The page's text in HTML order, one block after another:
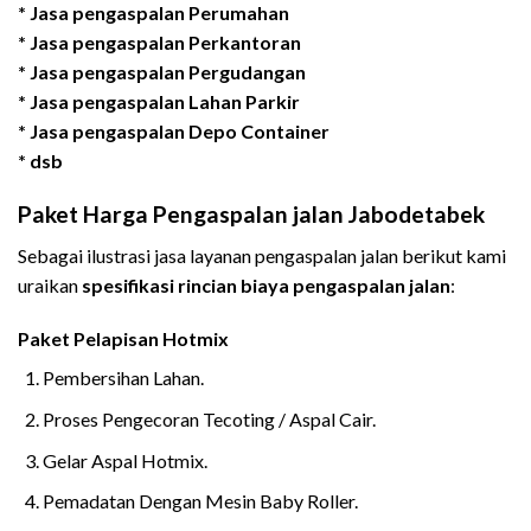
* Jasa pengaspalan Perumahan
* Jasa pengaspalan Perkantoran
* Jasa pengaspalan Pergudangan
* Jasa pengaspalan Lahan Parkir
* Jasa pengaspalan Depo Container
* dsb
Paket Harga Pengaspalan jalan Jabodetabek
Sebagai ilustrasi jasa layanan pengaspalan jalan berikut kami
uraikan spesifikasi rincian biaya pengaspalan jalan:
Paket Pelapisan Hotmix
Pembersihan Lahan.
Proses Pengecoran Tecoting / Aspal Cair.
Gelar Aspal Hotmix.
Pemadatan Dengan Mesin Baby Roller.